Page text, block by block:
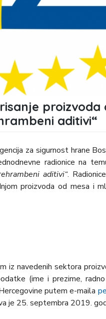
proizvoda
aditivi“
za sigurnost hrane
radionice na
aditivi“.
proizvoda od mesa i
iz navedenih sektora
(ime i prezime,
putem e-maila
je 25. septembra 2019.